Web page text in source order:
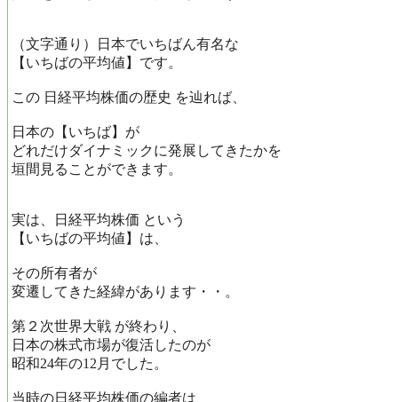
（文字通り）日本でいちばん有名な
【いちばの平均値】です。
この 日経平均株価の歴史 を辿れば、
日本の【いちば】が
どれだけダイナミックに発展してきたかを
垣間見ることができます。
実は、日経平均株価 という
【いちばの平均値】は、
その所有者が
変遷してきた経緯があります・・。
第２次世界大戦 が終わり、
日本の株式市場が復活したのが
昭和24年の12月でした。
当時の日経平均株価の編者は、